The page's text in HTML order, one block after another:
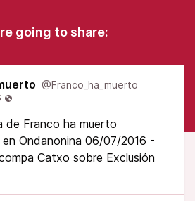
going to share:
@Franco_ha_muerto
de Franco ha muerto
Ondanonina 06/07/2016 -
Catxo sobre Exclusión